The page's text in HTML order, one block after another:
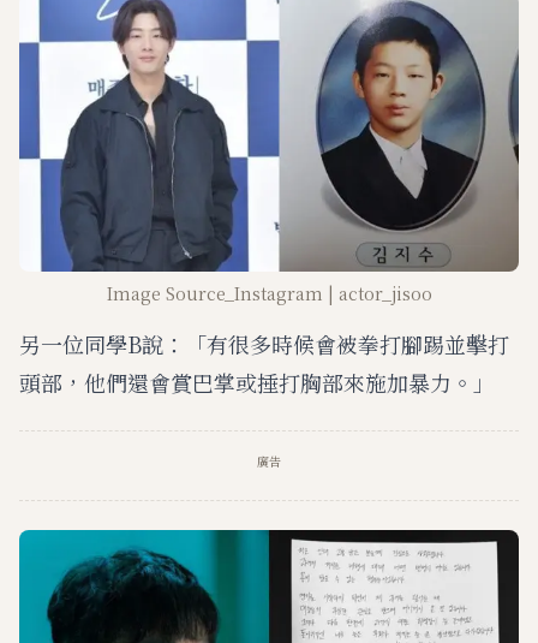
Image Source_Instagram | actor_jisoo
另一位同學B說：「有很多時候會被拳打腳踢並擊打
頭部，他們還會賞巴掌或捶打胸部來施加暴力。」
廣告